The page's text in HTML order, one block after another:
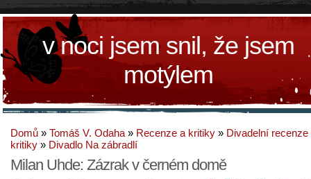
v noci jsem snil, že jsem
motýlem
Domů » Tomáš V. Odaha » Recenze a kritiky » Divadelní recenze
kritiky » Divadlo Na zábradlí
Milan Uhde: Zázrak v černém domě